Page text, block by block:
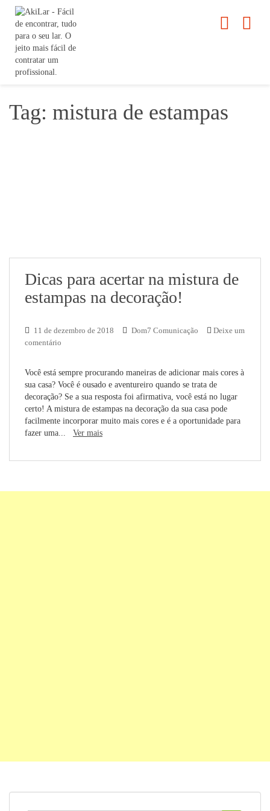
Tag: mistura de estampas
Dicas para acertar na mistura de
estampas na decoração!
11 de dezembro de 2018 Dom7 Comunicação
Deixe um
comentário
Você está sempre procurando maneiras de adicionar mais cores à
sua casa? Você é ousado e aventureiro quando se trata de
decoração? Se a sua resposta foi afirmativa, você está no lugar
certo! A mistura de estampas na decoração da sua casa pode
facilmente incorporar muito mais cores e é a oportunidade para
fazer uma... Ver mais